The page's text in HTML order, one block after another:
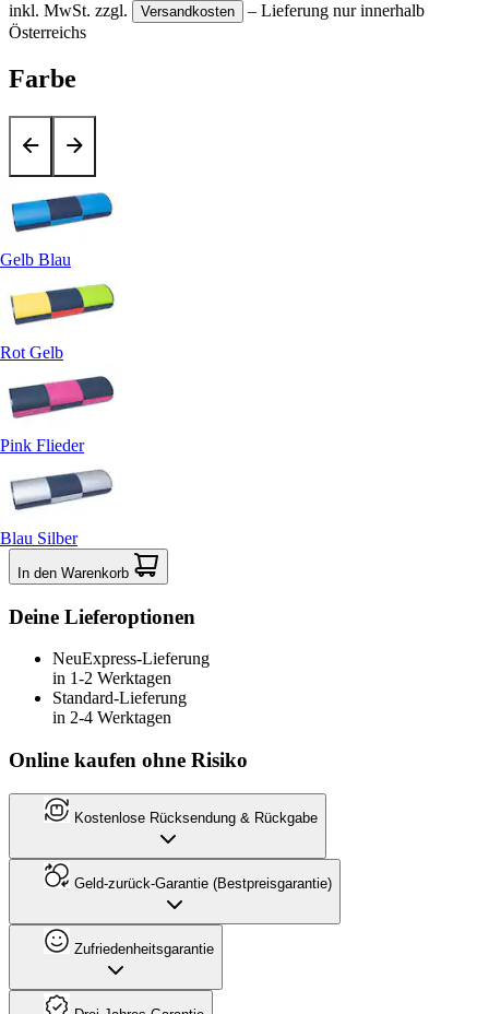
inkl. MwSt. zzgl. Versandkosten
– Lieferung nur innerhalb
Österreichs
Farbe
Gelb Blau
Rot Gelb
Pink Flieder
Blau Silber
In den Warenkorb
Deine Lieferoptionen
NeuExpress-Lieferung
in 1-2 Werktagen
Standard-Lieferung
in 2-4 Werktagen
Online kaufen ohne Risiko
Kostenlose Rücksendung & Rückgabe
Geld-zurück-Garantie (Bestpreisgarantie)
Zufriedenheitsgarantie